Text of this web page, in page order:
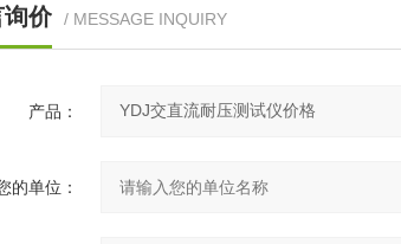
200 100 200 500
询价 / MESSAGE INQUIRY
产品：
的单位：